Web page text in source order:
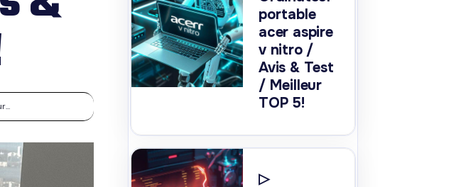
portable
acer aspire
v nitro /
Avis & Test
/ Meilleur
TOP 5!
▷